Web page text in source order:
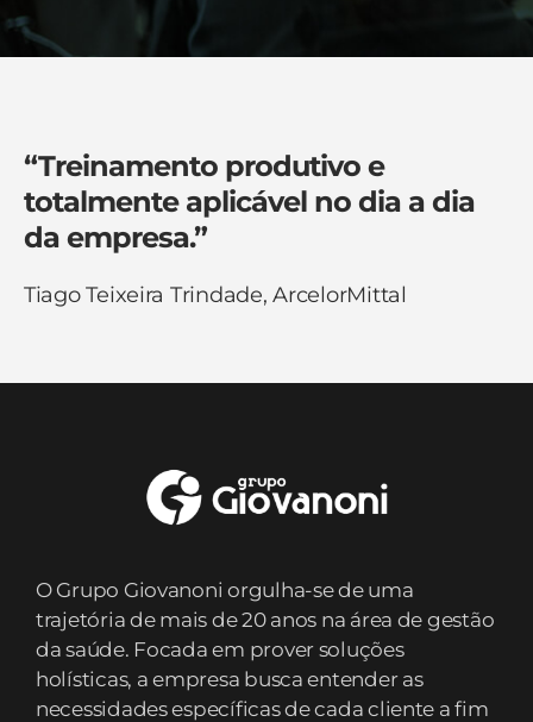
“Treinamento produtivo e
totalmente aplicável no dia a dia
da empresa.”
Tiago Teixeira Trindade, ArcelorMittal
O Grupo Giovanoni orgulha-se de uma
trajetória de mais de 20 anos na área de gestão
da saúde. Focada em prover soluções
holísticas, a empresa busca entender as
necessidades específicas de cada cliente a fim